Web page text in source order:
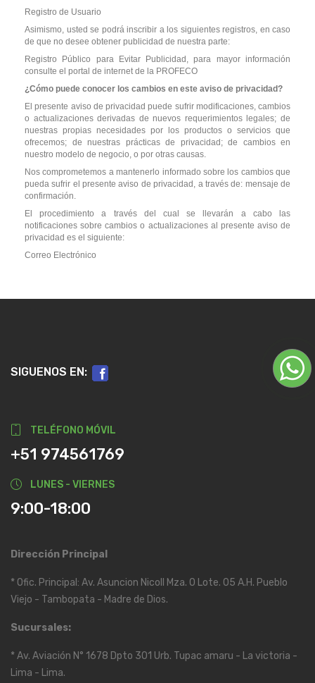
Registro de Usuario
Asimismo, usted se podrá inscribir a los siguientes registros, en caso
de que no desee obtener publicidad de nuestra parte:
Registro Público para Evitar Publicidad, para mayor información
consulte el portal de internet de la PROFECO
¿Cómo puede conocer los cambios en este aviso de privacidad?
El presente aviso de privacidad puede sufrir modificaciones, cambios
o actualizaciones derivadas de nuevos requerimientos legales; de
nuestras propias necesidades por los productos o servicios que
ofrecemos; de nuestras prácticas de privacidad; de cambios en
nuestro modelo de negocio, o por otras causas.
Nos comprometemos a mantenerlo informado sobre los cambios que
pueda sufrir el presente aviso de privacidad, a través de: mensaje de
confirmación.
El procedimiento a través del cual se llevarán a cabo las
notificaciones sobre cambios o actualizaciones al presente aviso de
privacidad es el siguiente:
Correo Electrónico
SIGUENOS EN:
TELÉFONO MÓVIL
+51 974561769
LUNES - VIERNES
9:00-18:00
Dirección Principal
* Ofic. Principal: Av. Asuncion Nicoll Mza. O Lote. 05 A.H. Pueblo
Viejo - Tambopata - Madre de Dios.
Sucursales:
* Av. Aviación N° 1678 Dpto 301 Urb. Tupac amaru - La victoria -
Lima - Lima.